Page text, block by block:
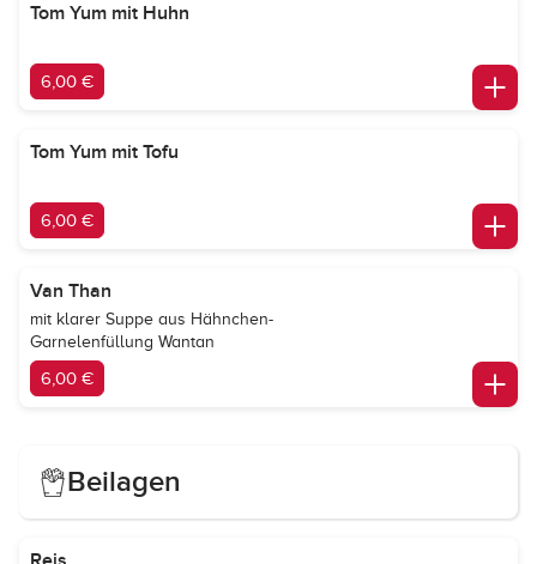
Tom Yum mit Huhn
6,00 €
Tom Yum mit Tofu
6,00 €
Van Than
mit klarer Suppe aus Hähnchen-
Garnelenfüllung Wantan
6,00 €
Beilagen